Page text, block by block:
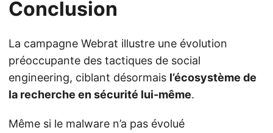
Conclusion
La campagne Webrat illustre une évolution
préoccupante des tactiques de social
engineering, ciblant désormais l’écosystème de
la recherche en sécurité lui-même.
Même si le malware n’a pas évolué